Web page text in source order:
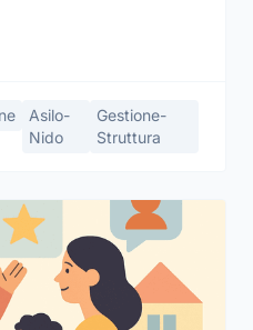
Asilo-
Nido
Gestione-
Struttura